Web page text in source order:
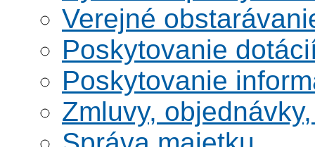
Verejné
Poskytovanie
Poskytovanie
Zmluvy,